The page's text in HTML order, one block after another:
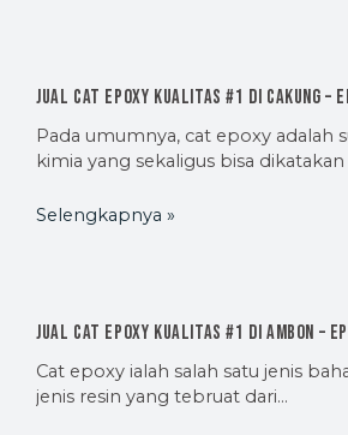
Jual Cat Epoxy Kualitas #1 di Cakung –
Pada umumnya, cat epoxy adalah
kimia yang sekaligus bisa
Selengkapnya »
Jual Cat Epoxy Kualitas #1 di Ambon –
Cat epoxy ialah salah satu jenis
jenis resin yang tebruat dari…